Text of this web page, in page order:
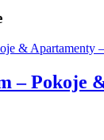
– Pokoje